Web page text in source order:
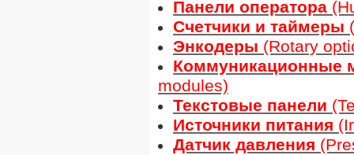
Панели оператора
Счетчики и таймеры
Энкодеры (Rotary
Коммуникационные
modules)
Текстовые панели
Источники питания
Датчик давления